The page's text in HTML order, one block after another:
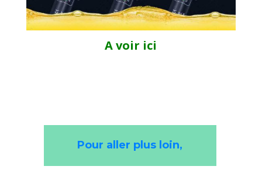
A voir ici
Pour aller plus loin,